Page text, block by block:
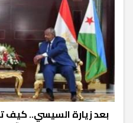
بعد زيارة السيسي.. كيف